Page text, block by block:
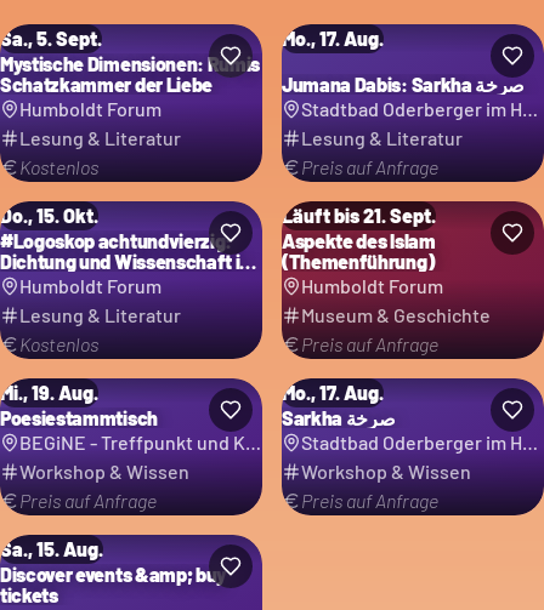
Sa., 5. Sept.
Mystische Dimensionen: Rumis
Schatzkammer der Liebe
Humboldt Forum
Lesung & Literatur
Kostenlos
Mo., 17. Aug.
Jumana Dabis: Sarkha صرخة
Stadtbad Oderberger im Hotel Oderberger
Lesung & Literatur
Preis auf Anfrage
Do., 15. Okt.
#Logoskop achtundvierzig:
Dichtung und Wissenschaft im
Dialog
Humboldt Forum
Lesung & Literatur
Kostenlos
Läuft bis 21. Sept.
Aspekte des Islam
(Themenführung)
Humboldt Forum
Museum & Geschichte
Preis auf Anfrage
Mi., 19. Aug.
Poesiestammtisch
BEGiNE - Treffpunkt und Kultur für Frauen e.V.
Workshop & Wissen
Preis auf Anfrage
Mo., 17. Aug.
Sarkha صرخة
Stadtbad Oderberger im Hotel Oderberger
Workshop & Wissen
Preis auf Anfrage
Sa., 15. Aug.
Discover events &amp; buy
tickets